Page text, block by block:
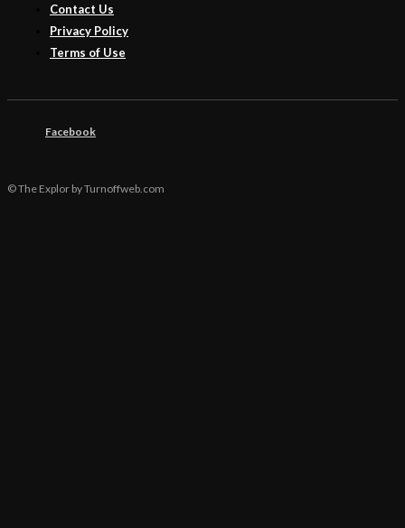
Contact Us
Privacy Policy
Terms of Use
Facebook
© The Explor by Turnoffweb.com